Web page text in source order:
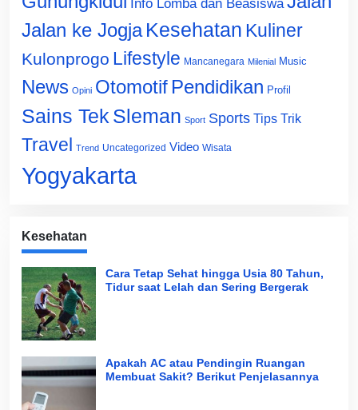
Info Lomba dan Beasiswa
Jalan ke Jogja Kesehatan Kuliner
Kulonprogo Lifestyle Mancanegara Milenial Music
News Opini Otomotif Pendidikan Profil
Sains Tek Sleman Sport Sports Tips Trik
Travel Trend Uncategorized Video Wisata
Yogyakarta
Kesehatan
Cara Tetap Sehat hingga Usia 80 Tahun,
Tidur saat Lelah dan Sering Bergerak
Apakah AC atau Pendingin Ruangan
Membuat Sakit? Berikut Penjelasannya